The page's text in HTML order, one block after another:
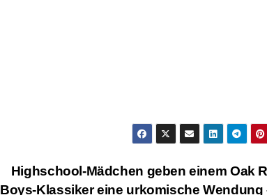
Highschool-Mädchen geben einem Oak
Boys-Klassiker eine urkomische Wendung